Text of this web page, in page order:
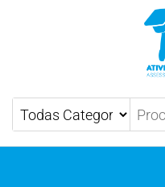
Atividade Mapa